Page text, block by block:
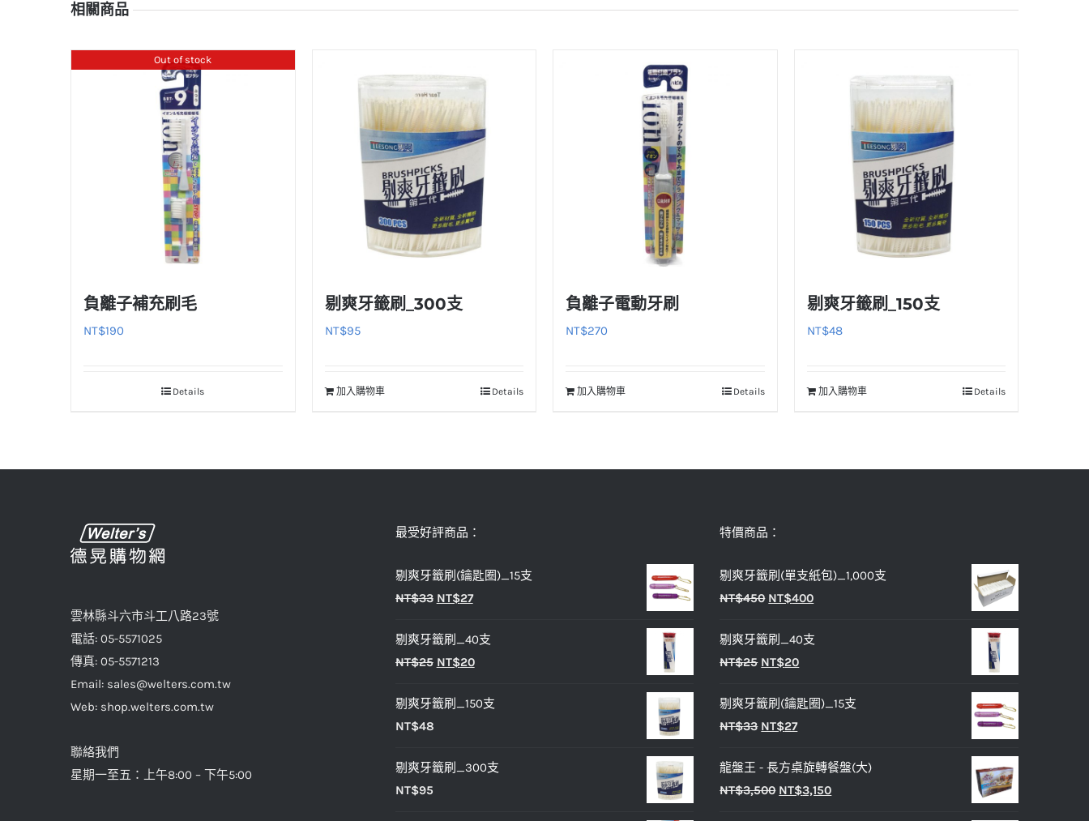
相關商品
Out of stock
負離子補充刷毛
NT$190
Details
剔爽牙籤刷_300支
NT$95
加入購物車 Details
負離子電動牙刷
NT$270
加入購物車 Details
剔爽牙籤刷_150支
NT$48
加入購物車 Details
雲林縣斗六市斗工八路23號
電話: 05-5571025
傳真: 05-5571213
Email: sales@welters.com.tw
Web: shop.welters.com.tw
聯絡我們
星期一至五：上午8:00 – 下午5:00
最受好評商品：
剔爽牙籤刷(鑰匙圈)_15支
NT$33 原
價
格：
NT$27目
價
格：
剔爽牙籤刷_40支
NT$25 原
價
NT$20目
價
剔爽牙籤刷_150支
NT$48
剔爽牙籤刷_300支
NT$95
特價商品：
剔爽牙籤刷(單支紙包)_1,000支
NT$450 原
價
格：
NT$400目
價
剔爽牙籤刷_40支
NT$25 原
價
格：
NT$20目
價
剔爽牙籤刷(鑰匙圈)_15支
NT$33 原
價
格：
NT$27目
價
格：
龍盤王 - 長方桌旋轉餐盤(大)
NT$3,500 原
NT$3,150目